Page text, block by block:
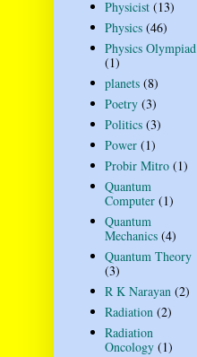
Physicist (13)
Physics (46)
Physics Olympiad
(1)
planets (8)
Poetry (3)
Politics (3)
Power (1)
Probir Mitro (1)
Quantum
Computer (1)
Quantum
Mechanics (4)
Quantum Theory
(3)
R K Narayan (2)
Radiation (2)
Radiation
Oncology (1)